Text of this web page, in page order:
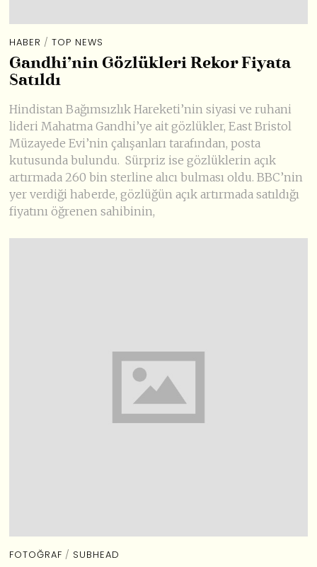
HABER / TOP NEWS
Gandhi’nin Gözlükleri Rekor Fiyata
Satıldı
Hindistan Bağımsızlık Hareketi’nin siyasi ve ruhani
lideri Mahatma Gandhi’ye ait gözlükler, East Bristol
Müzayede Evi’nin çalışanları tarafından, posta
kutusunda bulundu. Sürpriz ise gözlüklerin açık
artırmada 260 bin sterline alıcı bulması oldu. BBC’nin
yer verdiği haberde, gözlüğün açık artırmada satıldığı
fiyatını öğrenen sahibinin,
FOTOĞRAF / SUBHEAD